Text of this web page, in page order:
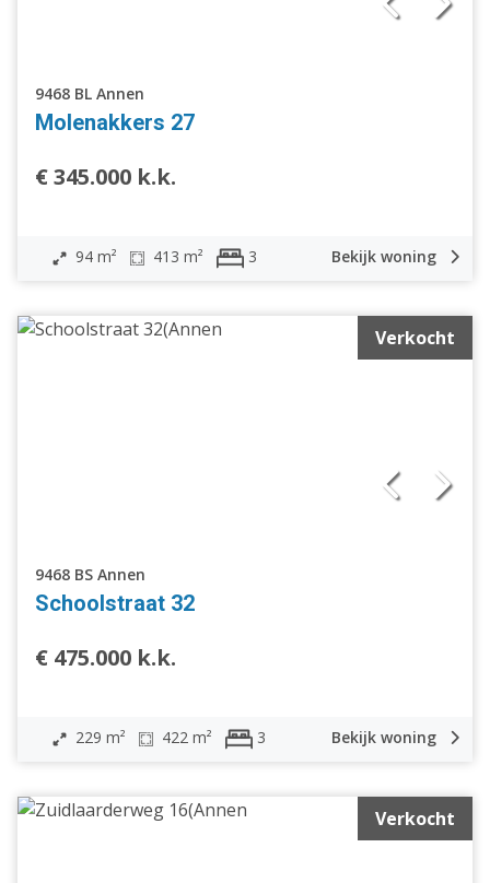
9468 BL Annen
Molenakkers 27
€ 345.000 k.k.
94 m² 413 m² 3 Bekijk woning
Verkocht
9468 BS Annen
Schoolstraat 32
€ 475.000 k.k.
229 m² 422 m² 3 Bekijk woning
Verkocht